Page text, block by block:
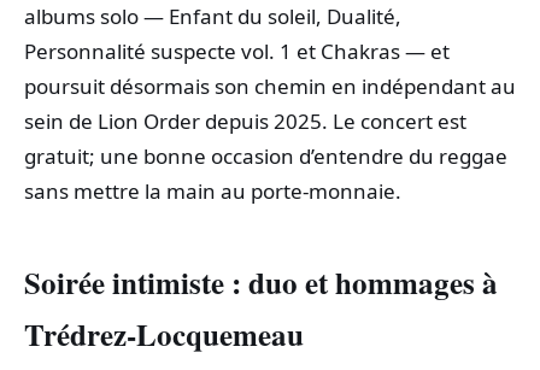
albums solo — Enfant du soleil, Dualité,
Personnalité suspecte vol. 1 et Chakras — et
poursuit désormais son chemin en indépendant au
sein de Lion Order depuis 2025. Le concert est
gratuit; une bonne occasion d’entendre du reggae
sans mettre la main au porte‑monnaie.
Soirée intimiste : duo et hommages à
Trédrez‑Locquemeau